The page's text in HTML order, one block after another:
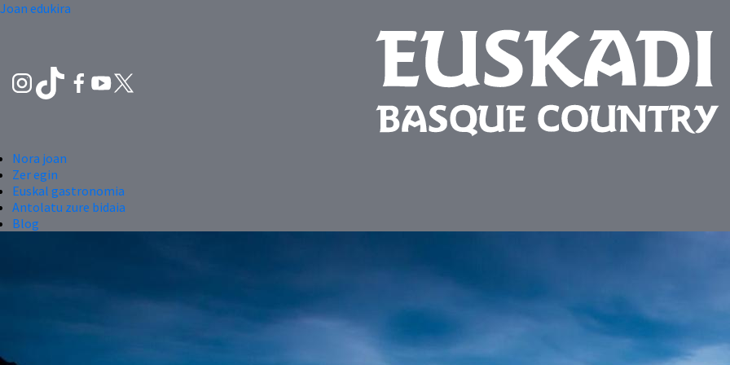
Joan edukira
Nora joan
Zer egin
Euskal gastronomia
Antolatu zure bidaia
Blog